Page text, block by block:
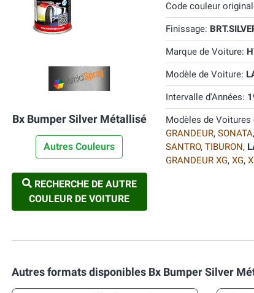
Bx Bumper Silver Métallisé
Autres Couleurs
RECHERCHE DE AUTRE
COULEUR DE VOITURE
Code couleur
Finissage:
Marque de Voiture:
Modèle de Voiture:
Intervalle d'Années:
Modèles de
GRANDEUR, SONATA,
SANTRO, TIBURON,
GRANDEUR XG, XG,
Autres formats disponibles Bx Bumper Silver